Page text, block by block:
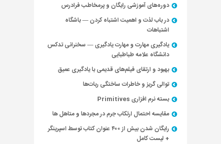
دوره‌های آموزشی رایگان و پرمخاطب فرادرس
در باب لذت و اهمیت اشتباه کردن — باشگاه
اشتباهات
یادگیری مهارت و مهارت یادگیری — سخنرانی تدکس
دانشگاه علامه طباطبایی
بهبود و ارتقای فیلم‌های قدیمی با یادگیری عمیق
توالی گریز و خاطرات ساختگی ربات‌ها
بسته نرم افزاری Primitives
مقایسه احتمال ارتکاب جرم در مجردها و متاهل ها
رایگان شدن بیش از ۴۰۰ عنوان کتاب توسط اسپرینگر
+ لیست کامل